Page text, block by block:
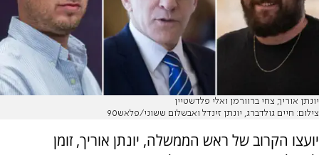
יונתן אוריך, צחי ברוורמן ואלי פלדשטיין
צילום: חיים גולדברג, יונתן זינדל ואבשלום ששוני/פלאש90
יועצו הקרוב של ראש הממשלה, יונתן אוריך, זומן